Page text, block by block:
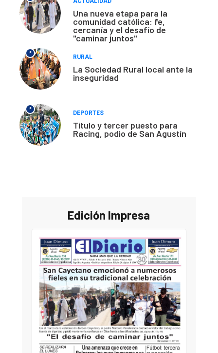
Una nueva etapa para la
comunidad católica: fe,
cercanía y el desafío de
"caminar juntos"
*
RURAL
La Sociedad Rural local ante la
inseguridad
*
DEPORTES
Título y tercer puesto para
Racing, podio de San Agustín
Edición Impresa